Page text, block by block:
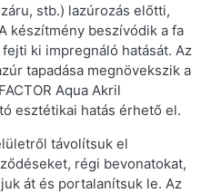
stb.) lazúrozás előtti,
készítmény beszívódik a fa
ki impregnáló hatását. Az
tapadása megnövekszik a
Aqua Akril
esztétikai hatás érhető el.
távolítsuk el
régi bevonatokat,
át és portalanítsuk le. Az